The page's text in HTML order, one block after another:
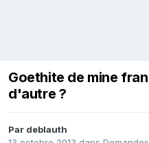
Goethite de mine
d'autre ?
Par deblauth